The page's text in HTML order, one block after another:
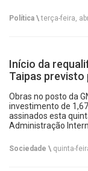
Política \terça-feira,
Início da
Taipas previsto
Obras no posto da
investimento de
assinados esta
Administração
Sociedade \ quinta-